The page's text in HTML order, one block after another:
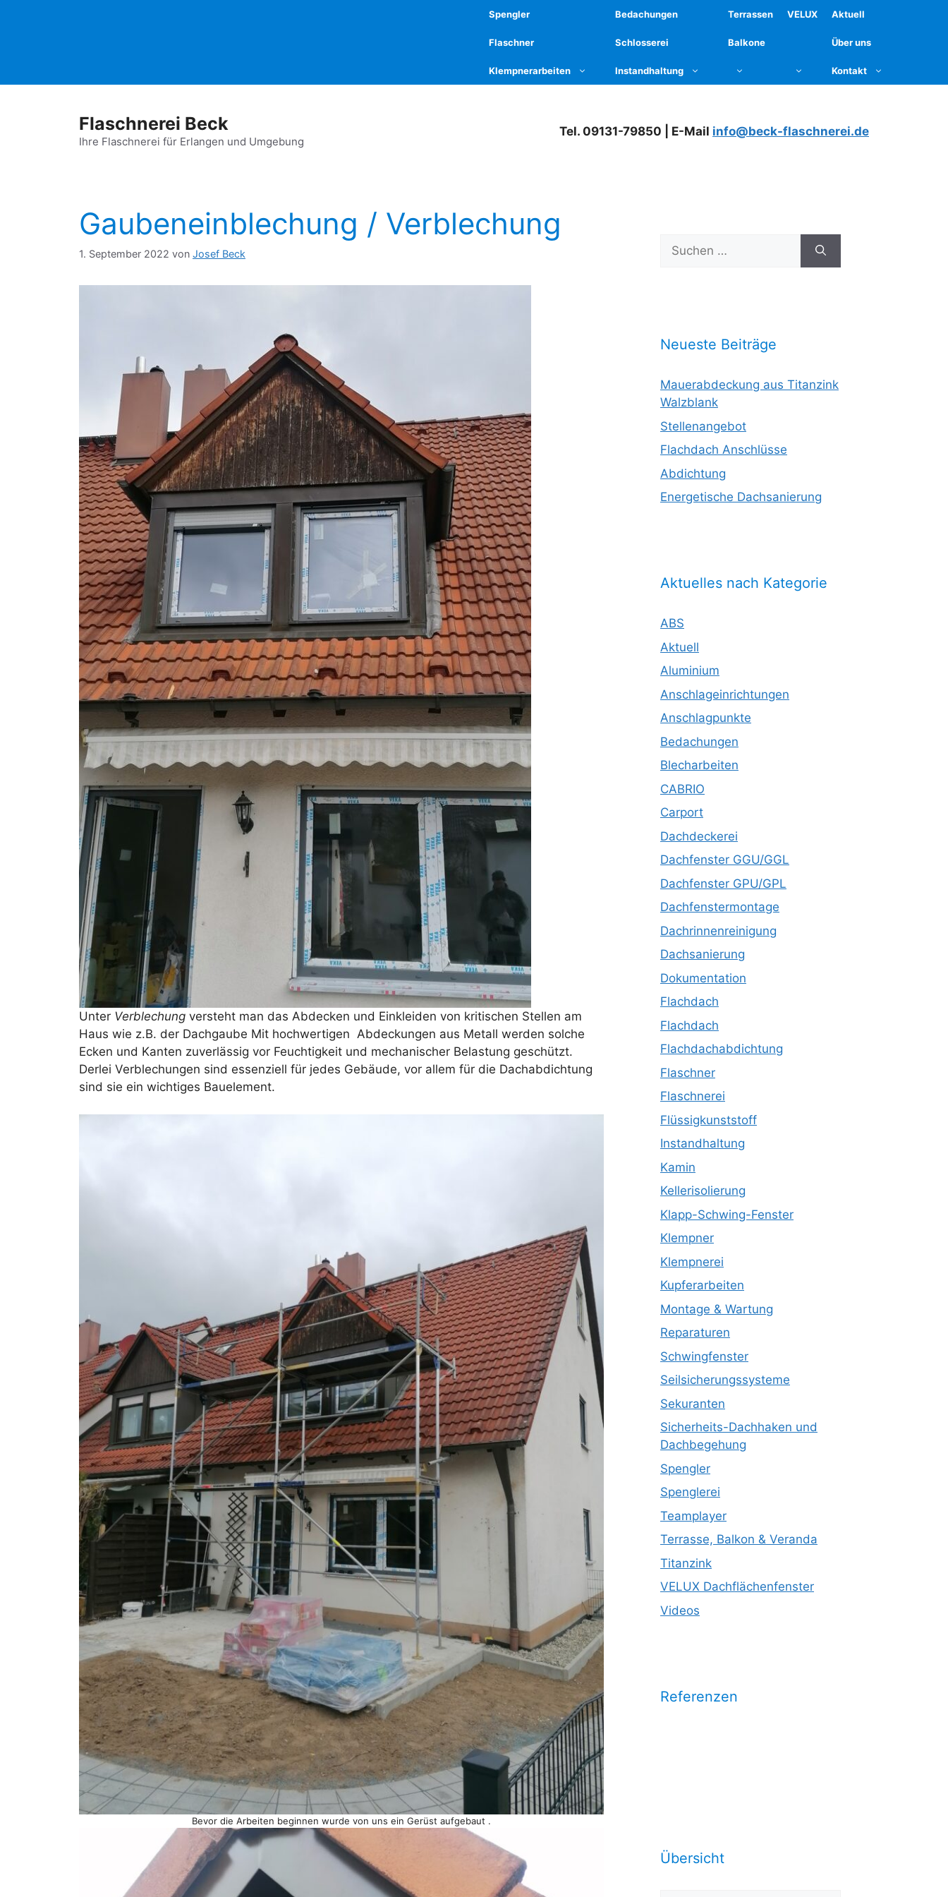
Spengler
Flaschner
Klempnerarbeiten
Bedachungen
Schlosserei
Instandhaltung
Terrassen
Balkone
VELUX Aktuell
Über uns
Kontakt
Flaschnerei Beck
Ihre Flaschnerei für Erlangen und Umgebung
Tel. 09131-79850 | E-Mail info@beck-flaschnerei.de
Gaubeneinblechung / Verblechung
1. September 2022 von Josef Beck
Unter Verblechung versteht man das Abdecken und Einkleiden von kritischen Stellen am
Haus wie z.B. der Dachgaube Mit hochwertigen Abdeckungen aus Metall werden solche
Ecken und Kanten zuverlässig vor Feuchtigkeit und mechanischer Belastung geschützt.
Derlei Verblechungen sind essenziell für jedes Gebäude, vor allem für die Dachabdichtung
sind sie ein wichtiges Bauelement.
Bevor die Arbeiten beginnen wurde von uns ein Gerüst aufgebaut .
Suchen
nach:
Neueste Beiträge
Mauerabdeckung aus Titanzink
Walzblank
Stellenangebot
Flachdach Anschlüsse
Abdichtung
Energetische Dachsanierung
Aktuelles nach Kategorie
ABS
Aktuell
Aluminium
Anschlageinrichtungen
Anschlagpunkte
Bedachungen
Blecharbeiten
CABRIO
Carport
Dachdeckerei
Dachfenster GGU/GGL
Dachfenster GPU/GPL
Dachfenstermontage
Dachrinnenreinigung
Dachsanierung
Dokumentation
Flachdach
Flachdach
Flachdachabdichtung
Flaschner
Flaschnerei
Flüssigkunststoff
Instandhaltung
Kamin
Kellerisolierung
Klapp-Schwing-Fenster
Klempner
Klempnerei
Kupferarbeiten
Montage & Wartung
Reparaturen
Schwingfenster
Seilsicherungssysteme
Sekuranten
Sicherheits-Dachhaken und
Dachbegehung
Spengler
Spenglerei
Teamplayer
Terrasse, Balkon & Veranda
Titanzink
VELUX Dachflächenfenster
Videos
Referenzen
Übersicht